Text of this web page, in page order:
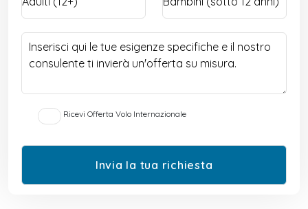
Ricevi Offerta Volo Internazionale